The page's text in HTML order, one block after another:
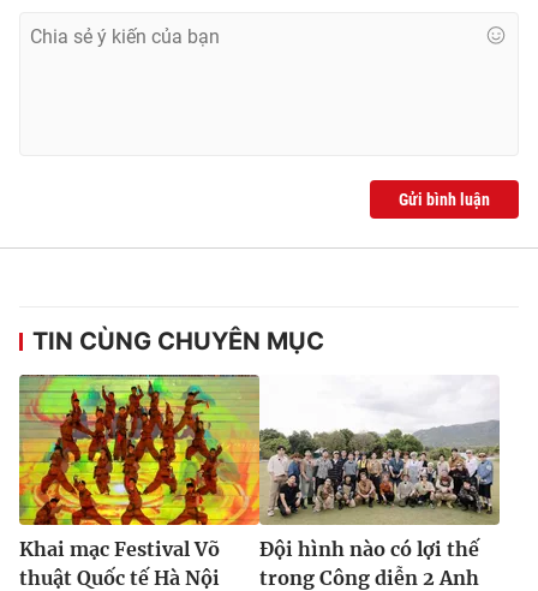
Gửi bình luận
TIN CÙNG CHUYÊN MỤC
Khai mạc Festival Võ
thuật Quốc tế Hà Nội
Đội hình nào có lợi thế
trong Công diễn 2 Anh